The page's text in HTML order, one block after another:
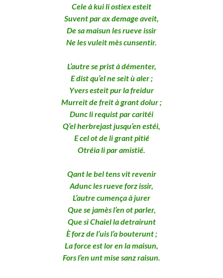
Cele à kui li ostiex esteit
Suvent par ax demage aveit,
De sa maisun les rueve issir
Ne les vuleit mès cunsentir.
L’autre se prist à démenter,
E dist qu’el ne seit ù aler ;
Yvers esteit pur la freidur
Murreit de freit à grant dolur ;
Dunc li requist par caritéi
Q’el herbrejast jusqu’en estéi,
E cel ot de li grant pitié
Otréia li par amistié.
Qant le bel tens vit revenir
Adunc les rueve forz issir,
L’autre cumença à jurer
Que se jamès l’en ot parler,
Que si Chaiel la detrairunt
È forz de l’uis l’a bouterunt ;
La force est lor en la maisun,
Fors l’en unt mise sanz raisun.